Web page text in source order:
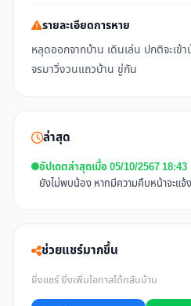
รายละเอียดการหาย
หลุดออกจากบ้าน เดินเล่น ปกติจะเข้
จรมาวิ่งวนแถวบ้าน ขู่กัน
ล่าสุด
อัปเดตล่าสุดเมื่อ 05/10/2567 18:43
ยังไม่พบน้อง หากมีความคืบหน้าจะแจ้
ช่วยแชร์มากขึ้น
ยิ่งแชร์ ยิ่งเพิ่มโอกาสได้กลับบ้าน